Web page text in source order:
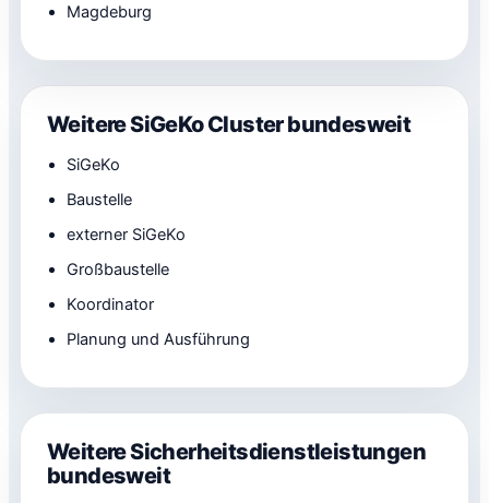
Magdeburg
Weitere SiGeKo Cluster bundesweit
SiGeKo
Baustelle
externer SiGeKo
Großbaustelle
Koordinator
Planung und Ausführung
Weitere Sicherheitsdienstleistungen
bundesweit